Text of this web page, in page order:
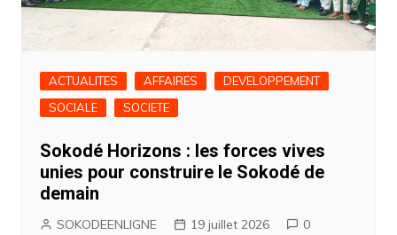
ACTUALITES AFFAIRES
DEVELOPPEMENT
SOCIALE
SOCIETE
Sokodé Horizons : les forces vives
unies pour construire le Sokodé de
demain
SOKODEENLIGNE 19 juillet 2026 0